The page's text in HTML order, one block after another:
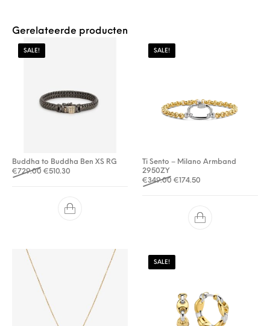
Gerelateerde producten
SALE!
Buddha to Buddha Ben XS RG
€729.00 Oorspronkelijke prijs was: €729.00.
€510.30 Huidige prijs is: €510.30.
SALE!
Ti Sento – Milano Armband
2950ZY
€349.00 Oorspronkelijke prijs was:
€174.50
SALE!